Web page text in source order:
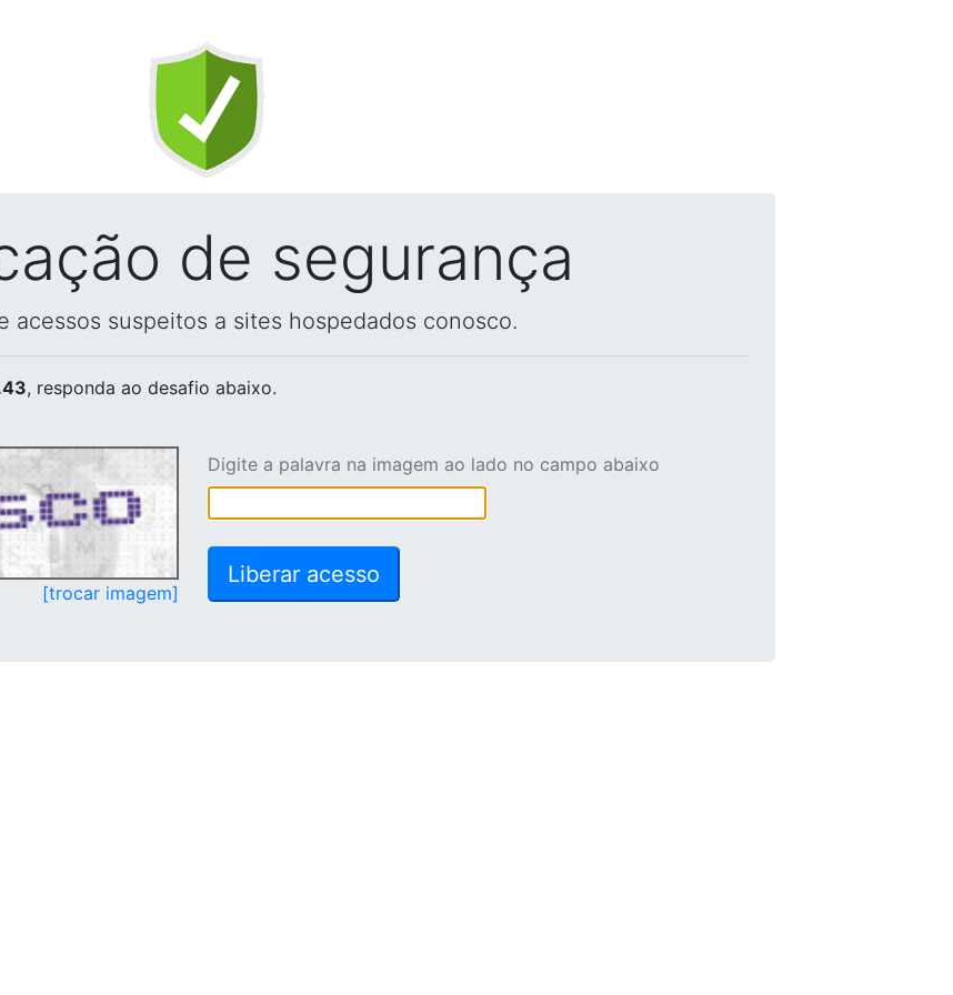
de segurança
acessos suspeitos a sites hospedados conosco.
, responda ao desafio abaixo.
[trocar imagem]
Digite a palavra na imagem ao lado no campo abaixo